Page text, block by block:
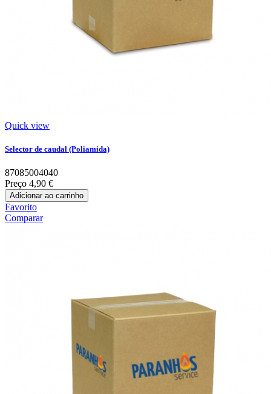
Quick view
Selector de caudal (Poliamida)
87085004040
Preço 4,90 €
Adicionar ao carrinho
Favorito
Comparar